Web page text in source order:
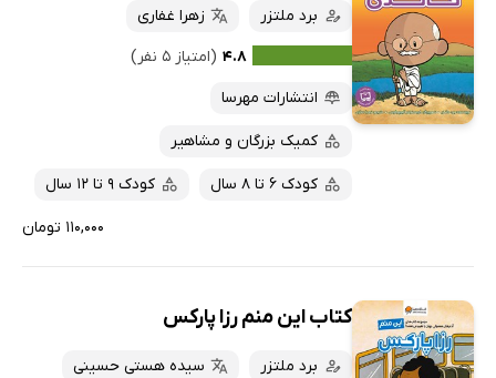
برد ملتزر
زهرا غفاری
۴.۸ (امتیاز ۵ نفر)
انتشارات مهرسا
کمیک بزرگان و مشاهیر
کودک 6 تا 8 سال کودک 9 تا 12 سال
۱۱۰,۰۰۰ تومان
کتاب این منم رزا پارکس
برد ملتزر
سیده هستی حسینی